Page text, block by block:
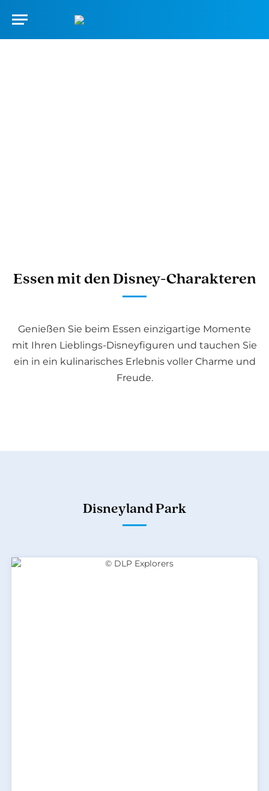
Essen mit den Disney-Charakteren
Genießen Sie beim Essen einzigartige Momente
mit Ihren Lieblings-Disneyfiguren und tauchen Sie
ein in ein kulinarisches Erlebnis voller Charme und
Freude.
Disneyland Park